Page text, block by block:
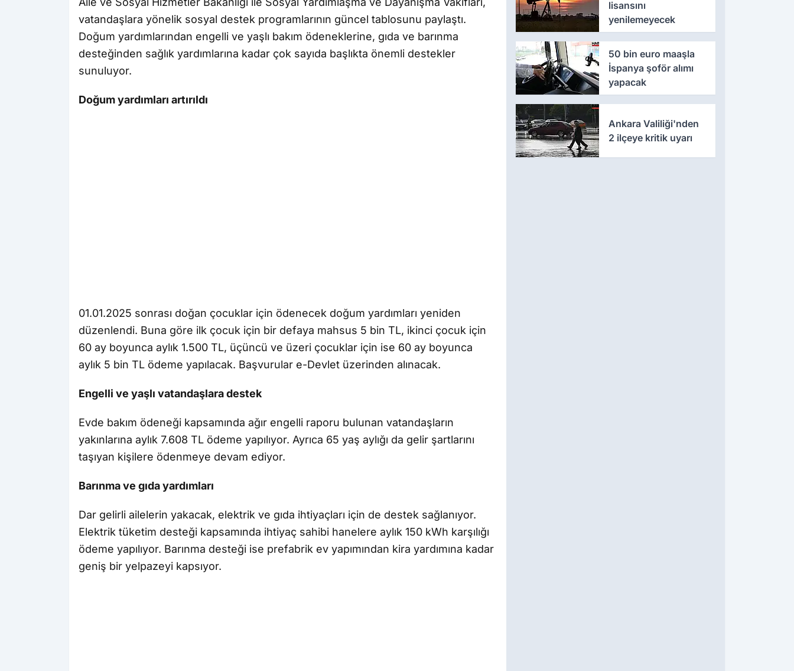
vatandaşlara yönelik sosyal destek programlarının güncel tablosunu paylaştı.
Doğum yardımlarından engelli ve yaşlı bakım ödeneklerine, gıda ve barınma
desteğinden sağlık yardımlarına kadar çok sayıda başlıkta önemli destekler
sunuluyor.
Doğum yardımları artırıldı
01.01.2025 sonrası doğan çocuklar için ödenecek doğum yardımları yeniden
düzenlendi. Buna göre ilk çocuk için bir defaya mahsus 5 bin TL, ikinci çocuk için
60 ay boyunca aylık 1.500 TL, üçüncü ve üzeri çocuklar için ise 60 ay boyunca
aylık 5 bin TL ödeme yapılacak. Başvurular e-Devlet üzerinden alınacak.
Engelli ve yaşlı vatandaşlara destek
Evde bakım ödeneği kapsamında ağır engelli raporu bulunan vatandaşların
yakınlarına aylık 7.608 TL ödeme yapılıyor. Ayrıca 65 yaş aylığı da gelir şartlarını
taşıyan kişilere ödenmeye devam ediyor.
Barınma ve gıda yardımları
Dar gelirli ailelerin yakacak, elektrik ve gıda ihtiyaçları için de destek sağlanıyor.
Elektrik tüketim desteği kapsamında ihtiyaç sahibi hanelere aylık 150 kWh karşılığı
ödeme yapılıyor. Barınma desteği ise prefabrik ev yapımından kira yardımına kadar
geniş bir yelpazeyi kapsıyor.
lisansını
yenilemeyecek
50 bin euro maaşla
İspanya şoför alımı
yapacak
Ankara Valiliği'nden
2 ilçeye kritik uyarı